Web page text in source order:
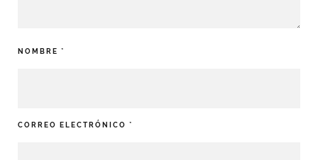
NOMBRE *
CORREO ELECTRÓNICO *